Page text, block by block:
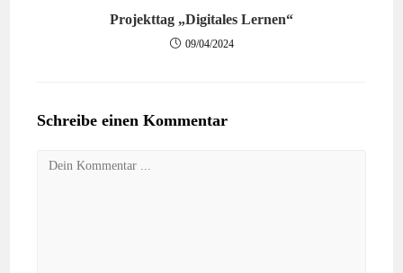
Projekttag „Digitales Lernen“
09/04/2024
Schreibe einen Kommentar